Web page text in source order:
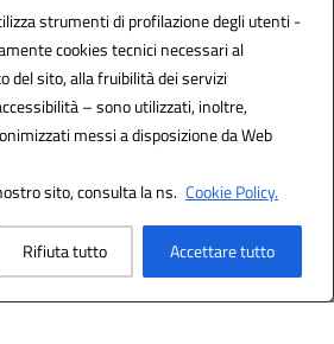
strumenti di profilazione degli utenti -
cookies tecnici necessari al
del sito, alla fruibilità dei servizi
– sono utilizzati, inoltre,
messi a disposizione da Web
sito, consulta la ns. Cookie Policy.
Rifiuta tutto Accettare tutto
Email:FGTD02000P@istruzione.it
(PEC):fgtd02000p@pec.istruzione.it
(CUF): UFUN7Y
by 3D Solution S.r.l.
Design by Designers Italia